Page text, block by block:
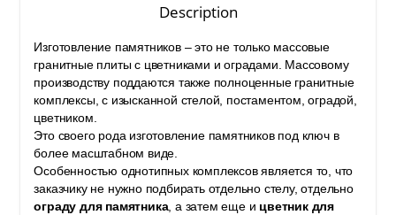
Description
Изготовление памятников – это не только массовые
гранитные плиты с цветниками и оградами. Массовому
производству поддаются также полноценные гранитные
комплексы, с изысканной стелой, постаментом, оградой,
цветником.
Это своего рода изготовление памятниковпод ключ в
более масштабном виде.
Особенностью однотипных комплексов является то, что
заказчику не нужно подбирать отдельно стелу, отдельно
ограду для памятника, а затем еще и цветник для